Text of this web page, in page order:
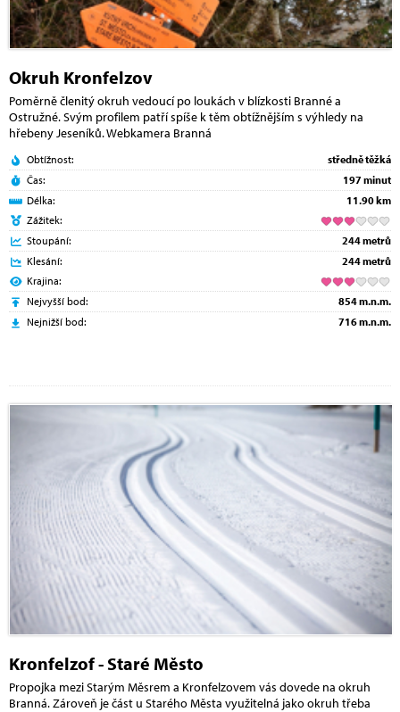
Okruh Kronfelzov
Poměrně členitý okruh vedoucí po loukách v blízkosti Branné a
Ostružné. Svým profilem patří spíše k těm obtížnějším s výhledy na
hřebeny Jeseníků. Webkamera Branná
Obtížnost:
středně těžká
Čas:
197 minut
Délka:
11.90 km
Zážitek:
Stoupání:
244 metrů
Klesání:
244 metrů
Krajina:
Nejvyšší bod:
854 m.n.m.
Nejnižší bod:
716 m.n.m.
Kronfelzof - Staré Město
Propojka mezi Starým Měsrem a Kronfelzovem vás dovede na okruh
Branná. Zároveň je část u Starého Města využitelná jako okruh třeba